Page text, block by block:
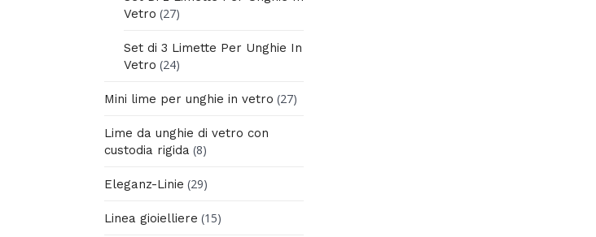
Vetro (27)
Set di 3 Limette Per Unghie In
Vetro (24)
Mini lime per unghie in vetro (27)
Lime da unghie di vetro con
custodia rigida (8)
Eleganz-Linie (29)
Linea gioielliere (15)